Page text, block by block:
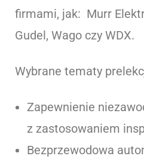
firmami, jak: Murr
Gudel, Wago czy WDX.
Wybrane tematy
Zapewnienie
z zastosowaniem
Bezprzewodowa